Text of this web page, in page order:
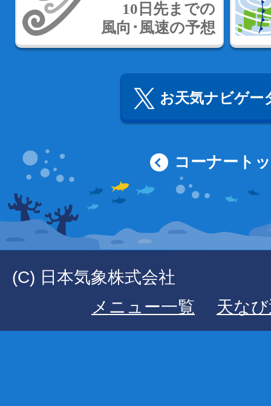
10日先までの
風向･風速の予想
お天気ナビゲー
コーナート
(C) 日本気象株式会社
メニュー一覧
天な